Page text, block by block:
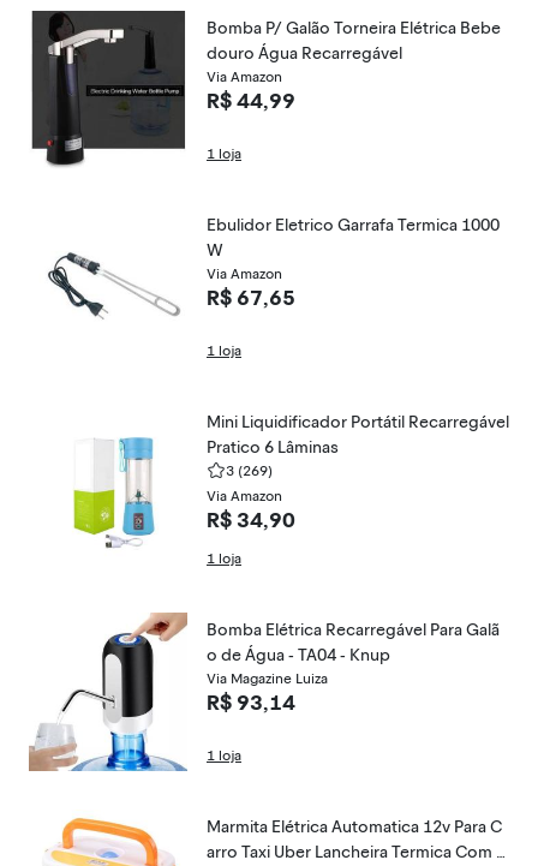
Bomba P/ Galão Torneira Elétrica Bebe
douro Água Recarregável
Via Amazon
R$ 44,99
1 loja
Ebulidor Eletrico Garrafa Termica 1000
W
Via Amazon
R$ 67,65
1 loja
Mini Liquidificador Portátil Recarregável
Pratico 6 Lâminas
3 (269)
Via Amazon
R$ 34,90
1 loja
Bomba Elétrica Recarregável Para Galã
o de Água - TA04 - Knup
Via Magazine Luiza
R$ 93,14
1 loja
Marmita Elétrica Automatica 12v Para C
arro Taxi Uber Lancheira Termica Com D